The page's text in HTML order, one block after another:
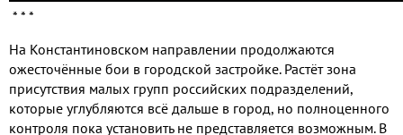
* * *
На Константиновском направлении продолжаются
ожесточённые бои в городской застройке. Растёт зона
присутствия малых групп российских подразделений,
которые углубляются всё дальше в город, но полноценного
контроля пока установить не представляется возможным. В